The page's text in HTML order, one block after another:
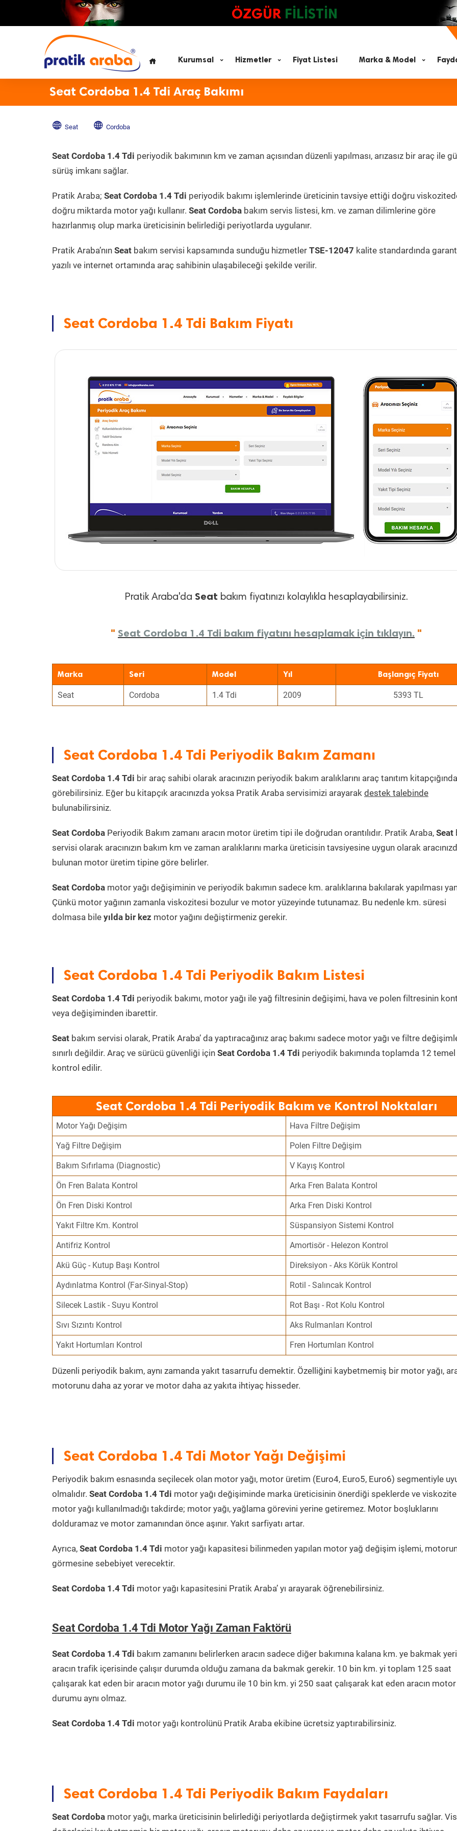
ÖZGÜR FİLİSTİN
Kurumsal Hizmetler Fiyat Listesi Marka & Model
Seat Cordoba 1.4 Tdi Araç Bakımı
Seat Cordoba
Seat Cordoba 1.4 Tdi periyodik bakımının km ve zaman açısından düzenli yapılması, arızasız bir araç ile
sürüş imkanı sağlar.
Pratik Araba; Seat Cordoba 1.4 Tdi periyodik bakımı işlemlerinde üreticinin tavsiye ettiği doğru
doğru miktarda motor yağı kullanır. Seat Cordoba bakım servis listesi, km. ve zaman dilimlerine göre
hazırlanmış olup marka üreticisinin belirlediği periyotlarda uygulanır.
Pratik Araba’nın Seat bakım servisi kapsamında sunduğu hizmetler TSE-12047 kalite standardında
yazılı ve internet ortamında araç sahibinin ulaşabileceği şekilde verilir.
Seat Cordoba 1.4 Tdi Bakım Fiyatı
Pratik Araba'da Seatbakım fiyatınızı kolaylıkla hesaplayabilirsiniz.
" Seat Cordoba 1.4 Tdi bakım fiyatını hesaplamak için tıklayın. "
Marka Seri Model Yıl Başlangıç Fiyatı
Seat Cordoba 1.4 Tdi 2009 5393 TL
Seat Cordoba 1.4 Tdi Periyodik Bakım Zamanı
Seat Cordoba 1.4 Tdi bir araç sahibi olarak aracınızın periyodik bakım aralıklarını araç tanıtım kitapçığında
görebilirsiniz. Eğer bu kitapçık aracınızda yoksa Pratik Araba servisimizi arayarak destek talebinde
bulunabilirsiniz.
Seat Cordoba Periyodik Bakım zamanı aracın motor üretim tipi ile doğrudan orantılıdır. Pratik Araba, Seat
servisi olarak aracınızın bakım km ve zaman aralıklarını marka üreticisin tavsiyesine uygun olarak
bulunan motor üretim tipine göre belirler.
Seat Cordoba motor yağı değişiminin ve periyodik bakımın sadece km. aralıklarına bakılarak yapılması
Çünkü motor yağının zamanla viskozitesi bozulur ve motor yüzeyinde tutunamaz. Bu nedenle km. süresi
dolmasa bile yılda bir kez motor yağını değiştirmeniz gerekir.
Seat Cordoba 1.4 Tdi Periyodik Bakım Listesi
Seat Cordoba 1.4 Tdi periyodik bakımı, motor yağı ile yağ filtresinin değişimi, hava ve polen filtresinin
veya değişiminden ibarettir.
Seat bakım servisi olarak, Pratik Araba’ da yaptıracağınız araç bakımı sadece motor yağı ve filtre
sınırlı değildir. Araç ve sürücü güvenliği için Seat Cordoba 1.4 Tdi periyodik bakımında toplamda 12
kontrol edilir.
Seat Cordoba 1.4 Tdi Periyodik Bakım ve Kontrol Noktaları
Motor Yağı Değişim Hava Filtre Değişim
Yağ Filtre Değişim Polen Filtre Değişim
Bakım Sıfırlama (Diagnostic) V Kayış Kontrol
Ön Fren Balata Kontrol Arka Fren Balata Kontrol
Ön Fren Diski Kontrol Arka Fren Diski Kontrol
Yakıt Filtre Km. Kontrol Süspansiyon Sistemi Kontrol
Antifriz Kontrol Amortisör - Helezon Kontrol
Akü Güç - Kutup Başı Kontrol Direksiyon - Aks Körük Kontrol
Aydınlatma Kontrol (Far-Sinyal-Stop) Rotil - Salıncak Kontrol
Silecek Lastik - Suyu Kontrol Rot Başı - Rot Kolu Kontrol
Sıvı Sızıntı Kontrol Aks Rulmanları Kontrol
Yakıt Hortumları Kontrol Fren Hortumları Kontrol
Düzenli periyodik bakım, aynı zamanda yakıt tasarrufu demektir. Özelliğini kaybetmemiş bir motor yağı,
motorunu daha az yorar ve motor daha az yakıta ihtiyaç hisseder.
Seat Cordoba 1.4 Tdi Motor Yağı Değişimi
Periyodik bakım esnasında seçilecek olan motor yağı, motor üretim (Euro4, Euro5, Euro6) segmentiyle
olmalıdır. Seat Cordoba 1.4 Tdi motor yağı değişiminde marka üreticisinin önerdiği speklerde ve
motor yağı kullanılmadığı takdirde; motor yağı, yağlama görevini yerine getiremez. Motor boşluklarını
dolduramaz ve motor zamanından önce aşınır. Yakıt sarfiyatı artar.
Ayrıca, Seat Cordoba 1.4 Tdi motor yağı kapasitesi bilinmeden yapılan motor yağ değişim işlemi,
görmesine sebebiyet verecektir.
Seat Cordoba 1.4 Tdi motor yağı kapasitesini Pratik Araba’ yı arayarak öğrenebilirsiniz.
Seat Cordoba 1.4 Tdi Motor Yağı Zaman Faktörü
Seat Cordoba 1.4 Tdi bakım zamanını belirlerken aracın sadece diğer bakımına kalana km. ye bakmak
aracın trafik içerisinde çalışır durumda olduğu zamana da bakmak gerekir. 10 bin km. yi toplam 125 saat
çalışarak kat eden bir aracın motor yağı durumu ile 10 bin km. yi 250 saat çalışarak kat eden aracın motor
durumu aynı olmaz.
Seat Cordoba 1.4 Tdi motor yağı kontrolünü Pratik Araba ekibine ücretsiz yaptırabilirsiniz.
Seat Cordoba 1.4 Tdi Periyodik Bakım Faydaları
Seat Cordoba motor yağı, marka üreticisinin belirlediği periyotlarda değiştirmek yakıt tasarrufu sağlar.